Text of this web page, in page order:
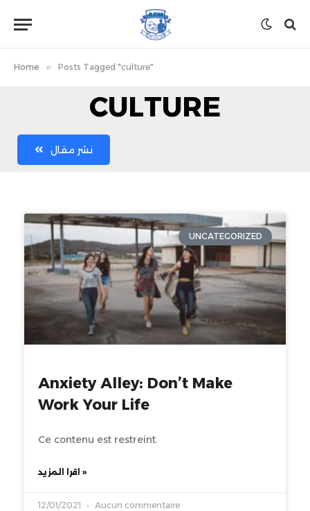
Home » Posts Tagged "culture"
CULTURE
نشر مقال
UNCATEGORIZED
Anxiety Alley: Don’t Make
Work Your Life
Ce contenu est restreint.
اقرا المزيد »
12/01/2021 Aucun commentaire